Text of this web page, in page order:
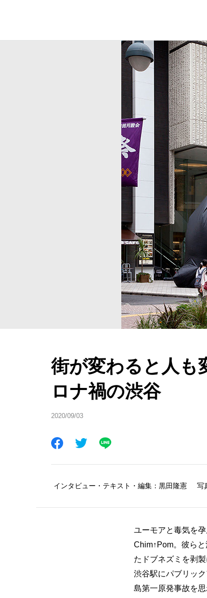
街が変わると人も
ロナ禍の渋谷
2020/09/03
インタビュー・テキスト・編集 黒田隆憲 写
ユーモアと毒気を
Chim↑Pom。彼ら
たドブネズミを剥
渋谷駅にパブリッ
島第一原発事故を